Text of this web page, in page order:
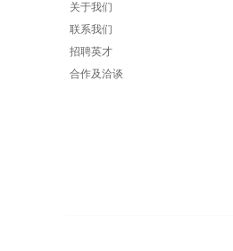
关于我们
联系我们
招聘英才
合作及洽谈